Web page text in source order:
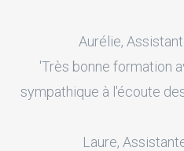
Aurélie,
'Très bonne formation
sympathique à l'écoute
Laure,